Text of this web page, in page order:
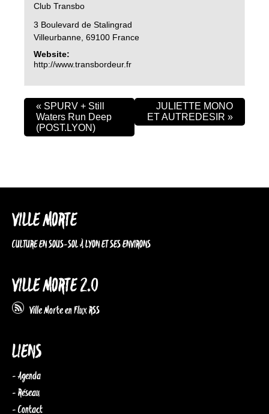
Club Transbo
3 Boulevard de Stalingrad
Villeurbanne, 69100 France
Website:
http://www.transbordeur.fr
« SPURV + Still
Waters Run Deep
(POST.LYON)
JULIETTE MONO
ET AUTREDESIR »
VILLE MORTE
CULTURE EN SOUS-SOL À LYON ET SES ENVIRONS
VILLE MORTE 2.0
Ville Morte en Flux RSS
LIENS
- Agenda
- Réseau
- Contact